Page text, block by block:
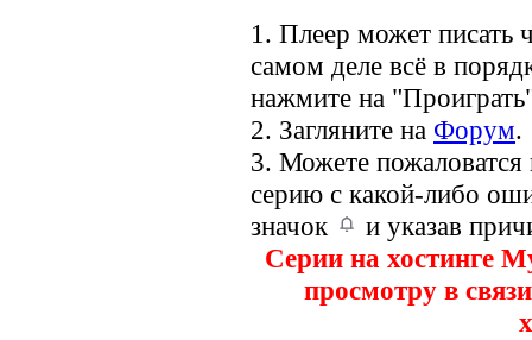
1. Плеер может писать
самом деле всё в
нажмите на
2. Загляните на Форум.
3. Можете
серию с какой-либо
значок
и указав
Серии на хостинге
просмотру в